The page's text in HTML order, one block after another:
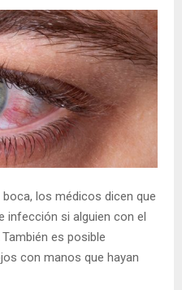
los médicos dicen que
infección si alguien con el
es posible
con manos que hayan